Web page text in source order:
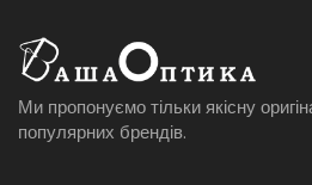
Ми пропонуємо тільки якісну
популярних брендів.